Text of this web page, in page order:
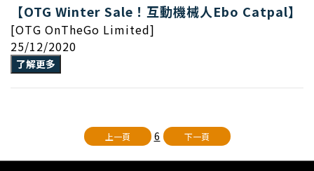
【OTG Winter Sale！互動機械人Ebo Catpal】
[OTG OnTheGo Limited]
25/12/2020
了解更多
上一頁 6 下一頁